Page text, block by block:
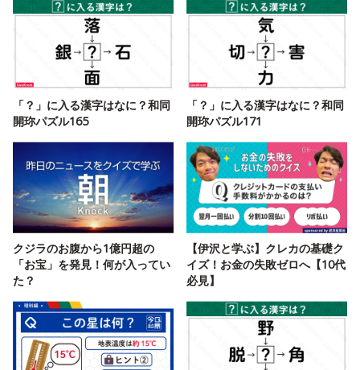
「？」に入る漢字はなに？和同
開珎パズル165
「？」に入る漢字はなに？和同
開珎パズル171
クジラのお腹から1億円超の
「お宝」を発見！何が入ってい
た？
【伊沢と学ぶ】クレカの基礎ク
イズ！お金の失敗ゼロへ【10代
必見】